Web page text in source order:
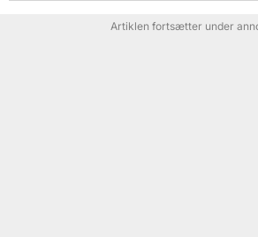
Artiklen fortsætter under